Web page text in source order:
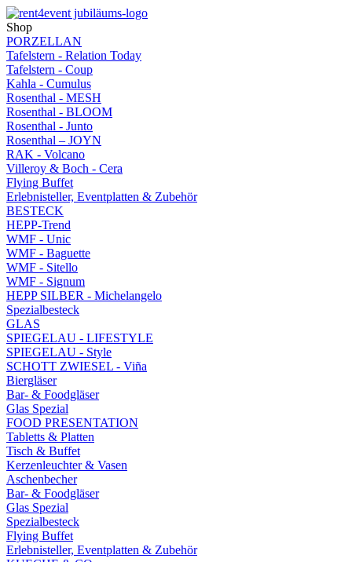
Shop
PORZELLAN
Tafelstern - Relation Today
Tafelstern - Coup
Kahla - Cumulus
Rosenthal - MESH
Rosenthal - BLOOM
Rosenthal - Junto
Rosenthal – JOYN
RAK - Volcano
Villeroy & Boch - Cera
Flying Buffet
Erlebnisteller, Eventplatten & Zubehör
BESTECK
HEPP-Trend
WMF - Unic
WMF - Baguette
WMF - Sitello
WMF - Signum
HEPP SILBER - Michelangelo
Spezialbesteck
GLAS
SPIEGELAU - LIFESTYLE
SPIEGELAU - Style
SCHOTT ZWIESEL - Viña
Biergläser
Bar- & Foodgläser
Glas Spezial
FOOD PRESENTATION
Tabletts & Platten
Tisch & Buffet
Kerzenleuchter & Vasen
Aschenbecher
Bar- & Foodgläser
Glas Spezial
Spezialbesteck
Flying Buffet
Erlebnisteller, Eventplatten & Zubehör